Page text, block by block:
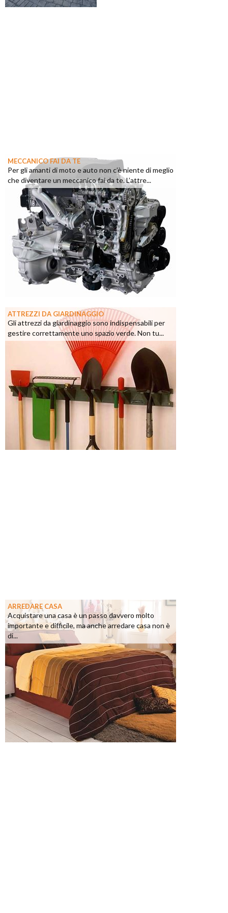
MECCANICO FAI DA TE
Per gli amanti di moto e auto non c’è niente di meglio
che diventare un meccanico fai da te. L’attre...
ATTREZZI DA GIARDINAGGIO
Gli attrezzi da giardinaggio sono indispensabili per
gestire correttamente uno spazio verde. Non tu...
ARREDARE CASA
Acquistare una casa è un passo davvero molto
importante e difficile, ma anche arredare casa non è
di...